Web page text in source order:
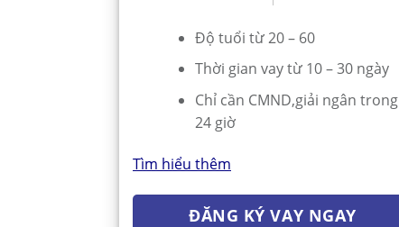
Độ tuổi từ 20 – 60
Thời gian vay từ 10 – 30 ngày
Chỉ cần CMND,giải ngân trong
24 giờ
Tìm hiểu thêm
ĐĂNG KÝ VAY NGAY